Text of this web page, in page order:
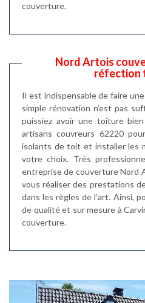
couverture.
Nord Artois
réfection
Il est indispensable de faire
simple rénovation n’est pas
puissiez avoir une toiture
artisans couvreurs 62220
isolants de toit et installer les
votre choix. Très
entreprise de couverture Nord
vous réaliser des prestations
dans les règles de l’art. Ainsi,
de qualité et sur mesure à
couverture.